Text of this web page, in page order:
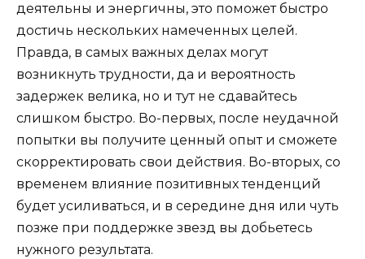
деятельны и энергичны, это поможет быстро
достичь нескольких намеченных целей.
Правда, в самых важных делах могут
возникнуть трудности, да и вероятность
задержек велика, но и тут не сдавайтесь
слишком быстро. Во-первых, после неудачной
попытки вы получите ценный опыт и сможете
скорректировать свои действия. Во-вторых, со
временем влияние позитивных тенденций
будет усиливаться, и в середине дня или чуть
позже при поддержке звезд вы добьетесь
нужного результата.